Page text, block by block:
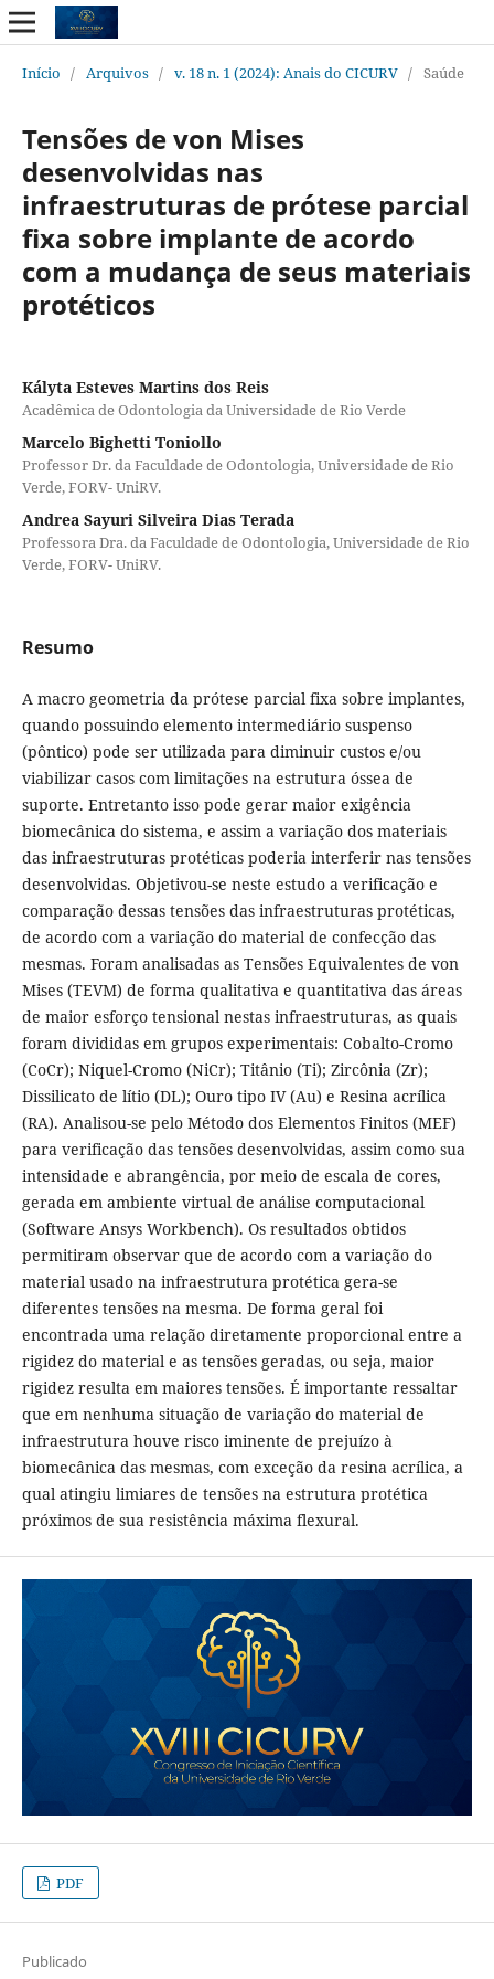
Início / Arquivos / v. 18 n. 1 (2024): Anais do CICURV / Saúde
Tensões de von Mises
desenvolvidas nas
infraestruturas de prótese parcial
fixa sobre implante de acordo
com a mudança de seus materiais
protéticos
Kályta Esteves Martins dos Reis
Acadêmica de Odontologia da Universidade de Rio Verde
Marcelo Bighetti Toniollo
Professor Dr. da Faculdade de Odontologia, Universidade de Rio
Verde, FORV- UniRV.
Andrea Sayuri Silveira Dias Terada
Professora Dra. da Faculdade de Odontologia, Universidade de Rio
Verde, FORV- UniRV.
Resumo
A macro geometria da prótese parcial fixa sobre implantes,
quando possuindo elemento intermediário suspenso
(pôntico) pode ser utilizada para diminuir custos e/ou
viabilizar casos com limitações na estrutura óssea de
suporte. Entretanto isso pode gerar maior exigência
biomecânica do sistema, e assim a variação dos materiais
das infraestruturas protéticas poderia interferir nas tensões
desenvolvidas. Objetivou-se neste estudo a verificação e
comparação dessas tensões das infraestruturas protéticas,
de acordo com a variação do material de confecção das
mesmas. Foram analisadas as Tensões Equivalentes de von
Mises (TEVM) de forma qualitativa e quantitativa das áreas
de maior esforço tensional nestas infraestruturas, as quais
foram divididas em grupos experimentais: Cobalto-Cromo
(CoCr); Niquel-Cromo (NiCr); Titânio (Ti); Zircônia (Zr);
Dissilicato de lítio (DL); Ouro tipo IV (Au) e Resina acrílica
(RA). Analisou-se pelo Método dos Elementos Finitos (MEF)
para verificação das tensões desenvolvidas, assim como sua
intensidade e abrangência, por meio de escala de cores,
gerada em ambiente virtual de análise computacional
(Software Ansys Workbench). Os resultados obtidos
permitiram observar que de acordo com a variação do
material usado na infraestrutura protética gera-se
diferentes tensões na mesma. De forma geral foi
encontrada uma relação diretamente proporcional entre a
rigidez do material e as tensões geradas, ou seja, maior
rigidez resulta em maiores tensões. É importante ressaltar
que em nenhuma situação de variação do material de
infraestrutura houve risco iminente de prejuízo à
biomecânica das mesmas, com exceção da resina acrílica, a
qual atingiu limiares de tensões na estrutura protética
próximos de sua resistência máxima flexural.
PDF
Publicado